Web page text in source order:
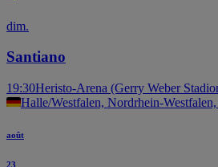
dim.
Santiano
19:30Heristo-Arena (Gerry Weber
Halle/Westfalen, Nordrhein-
août
23